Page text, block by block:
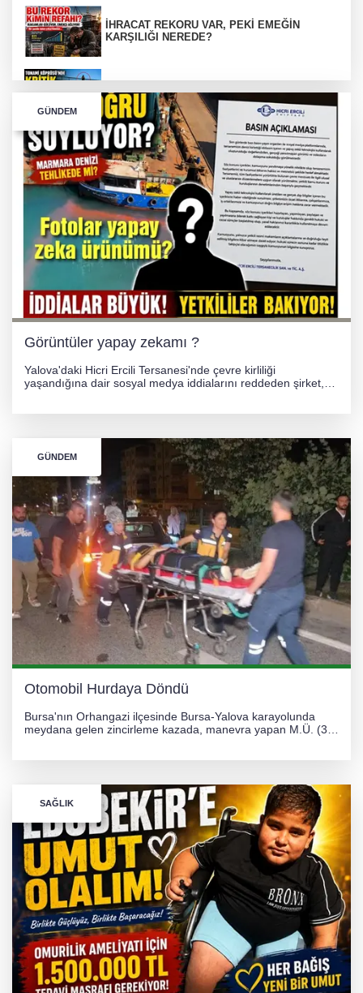
İHRACAT REKORU VAR, PEKİ EMEĞİN
KARŞILIĞI NEREDE?
TONAMİ KÖPRÜSÜ'NDE PANİK!
GÜNEY MARMARA OTOYOLU İMAR
PLANLARI ASKIDA!
GÜNEY MARMARA OTOYOLU İMAR
PLANLARI ASKIDA!
256 PARÇA ESER ELE GEÇİRİLDİ
GÜNDEM
Görüntüler yapay zekamı ?
Yalova'daki Hicri Ercili Tersanesi'nde çevre kirliliği
yaşandığına dair sosyal medya iddialarını reddeden şirket,
GÜNDEM
Otomobil Hurdaya Döndü
Bursa'nın Orhangazi ilçesinde Bursa-Yalova karayolunda
meydana gelen zincirleme kazada, manevra yapan M.Ü. (35)
SAĞLIK